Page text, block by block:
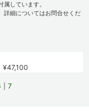
しています。
詳細についてはお問合せくだ
7